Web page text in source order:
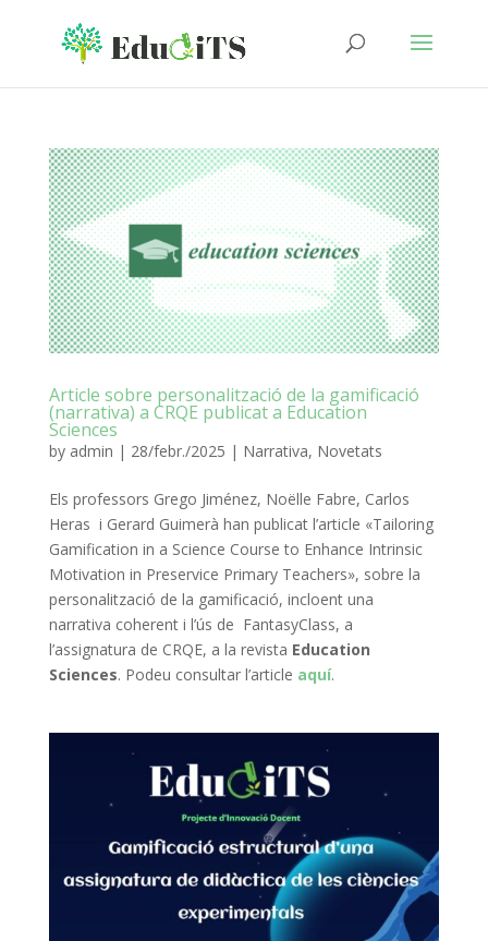
Article sobre personalització de la gamificació
(narrativa) a CRQE publicat a Education
Sciences
by admin | 28/febr./2025 | Narrativa, Novetats
Els professors Grego Jiménez, Noëlle Fabre, Carlos
Heras i Gerard Guimerà han publicat l’article «Tailoring
Gamification in a Science Course to Enhance Intrinsic
Motivation in Preservice Primary Teachers», sobre la
personalització de la gamificació, incloent una
narrativa coherent i l’ús de FantasyClass, a
l’assignatura de CRQE, a la revista Education
Sciences. Podeu consultar l’article aquí.